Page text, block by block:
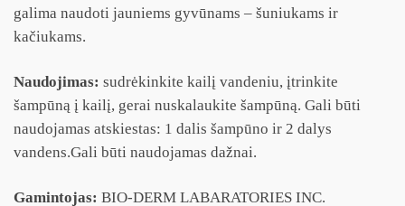
galima naudoti jauniems gyvūnams – šuniukams ir
kačiukams.
Naudojimas: sudrėkinkite kailį vandeniu, įtrinkite
šampūną į kailį, gerai nuskalaukite šampūną. Gali būti
naudojamas atskiestas: 1 dalis šampūno ir 2 dalys
vandens.Gali būti naudojamas dažnai.
Gamintojas: BIO-DERM LABARATORIES INC.